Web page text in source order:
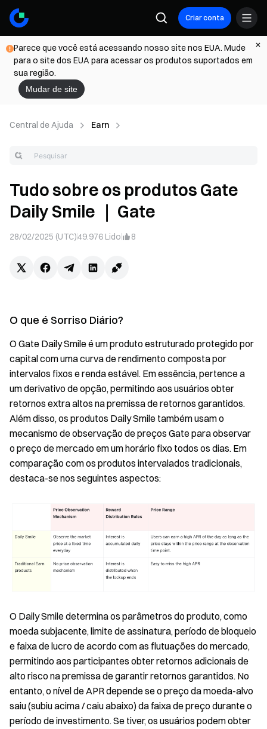
Criar conta
Parece que você está acessando nosso site nos EUA. Mude
para o site dos EUA para acessar os produtos suportados em
sua região.
Mudar de site
Central de Ajuda Earn
Tudo sobre os produtos Gate
Daily Smile ｜ Gate
28/02/2025 (UTC)49.976 Lido 8
O que é Sorriso Diário?
O Gate Daily Smile é um produto estruturado protegido por
capital com uma curva de rendimento composta por
intervalos fixos e renda estável. Em essência, pertence a
um derivativo de opção, permitindo aos usuários obter
retornos extra altos na premissa de retornos garantidos.
Além disso, os produtos Daily Smile também usam o
mecanismo de observação de preços Gate para observar
o preço de mercado em um horário fixo todos os dias. Em
comparação com os produtos intervalados tradicionais,
destaca-se nos seguintes aspectos:
O Daily Smile determina os parâmetros do produto, como
moeda subjacente, limite de assinatura, período de bloqueio
e faixa de lucro de acordo com as flutuações do mercado,
permitindo aos participantes obter retornos adicionais de
alto risco na premissa de garantir retornos garantidos. No
entanto, o nível de APR depende se o preço da moeda-alvo
saiu (subiu acima / caiu abaixo) da faixa de preço durante o
período de investimento. Se tiver, os usuários podem obter